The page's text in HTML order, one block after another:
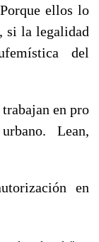
ellos lo
si la legalidad
del
en pro
Lean,
en